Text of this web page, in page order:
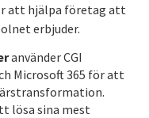
att hjälpa företag att
erbjuder.
använder CGI
Microsoft 365 för att
lösa sina mest